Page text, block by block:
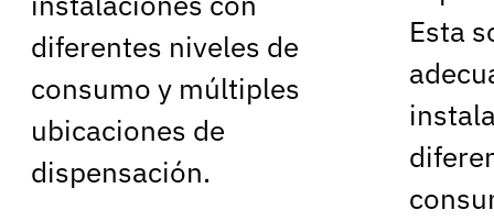
diferentes niveles de
consumo y múltiples
ubicaciones de
dispensación.
Esta